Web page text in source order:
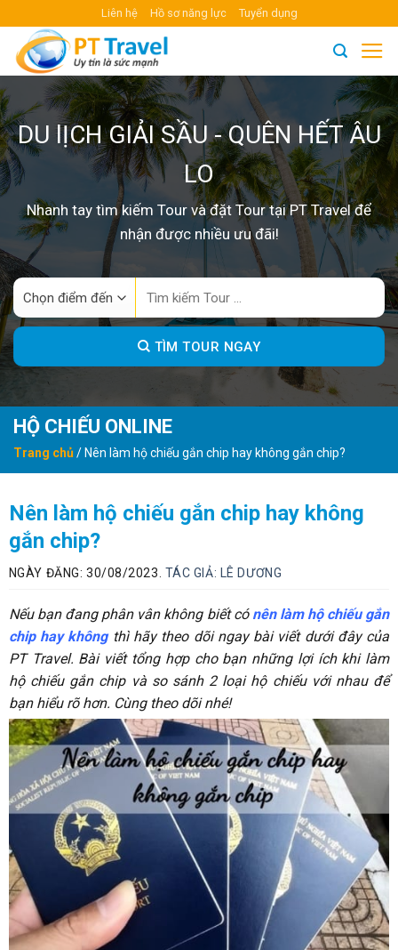
content
Liên hệ Hồ sơ năng lực Tuyển dụng
DU lỊCH GIẢI SẦU - QUÊN HẾT ÂU
LO
Nhanh tay tìm kiếm Tour và đặt Tour tại PT Travel để
nhận được nhiều ưu đãi!
TÌM TOUR NGAY
HỘ CHIẾU ONLINE
Trang chủ/Nên làm hộ chiếu gắn chip hay không gắn chip?
Nên làm hộ chiếu gắn chip hay không
gắn chip?
NGÀY ĐĂNG: 30/08/2023. TÁC GIẢ: LÊ DƯƠNG
Nếu bạn đang phân vân không biết có nên làm hộ chiếu gắn
chip hay khôngthì hãy theo dõi ngay bài viết dưới đây của
PT Travel. Bài viết tổng hợp cho bạn những lợi ích khi làm
hộ chiếu gắn chip và so sánh 2 loại hộ chiếu với nhau để
bạn hiểu rõ hơn. Cùng theo dõi nhé!